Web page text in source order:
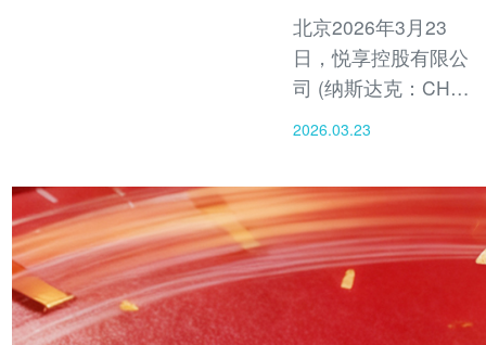
北京2026年3月23
日，悦享控股有限公
司 (纳斯达克：CHR)
今天公布截至2025年
2026.03.23